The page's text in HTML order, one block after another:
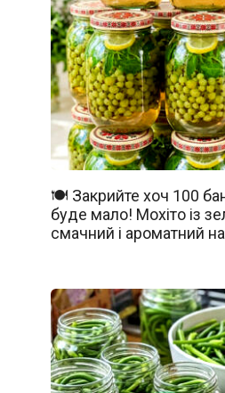
🍽️ Закрийте хоч 100
буде мало! Мохіто із
смачний і ароматний